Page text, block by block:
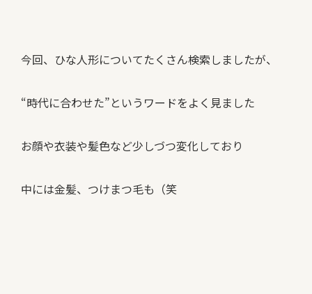
今回、ひな人形についてたくさん検索しましたが、
“時代に合わせた”というワードをよく見ました
お顔や衣装や髪色など少しづつ変化しており
中には金髪、つけまつ毛も（笑